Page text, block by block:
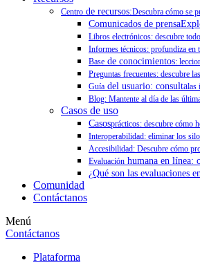
Centro de recursos:Descubra cómo se
Comunicados de
Libros electrónicos: descubre
Informes técnicos: profundiza en
Base de conocimientos:
Preguntas frecuentes: descubre
Guía del usuario: consultalas
Blog: Mantente al día de las
Casos de uso
Casosprácticos: descubre cómo
Interoperabilidad: eliminar los
Accesibilidad: Descubre cómo
Evaluación humana en línea:
¿Qué son las evaluaciones
Comunidad
Contáctanos
Menú
Contáctanos
Plataforma